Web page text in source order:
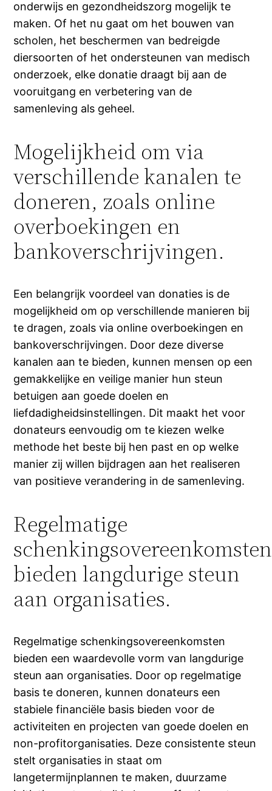
onderwijs en gezondheidszorg mogelijk te
maken. Of het nu gaat om het bouwen van
scholen, het beschermen van bedreigde
diersoorten of het ondersteunen van medisch
onderzoek, elke donatie draagt bij aan de
vooruitgang en verbetering van de
samenleving als geheel.
Mogelijkheid om via
verschillende kanalen te
doneren, zoals online
overboekingen en
bankoverschrijvingen.
Een belangrijk voordeel van donaties is de
mogelijkheid om op verschillende manieren bij
te dragen, zoals via online overboekingen en
bankoverschrijvingen. Door deze diverse
kanalen aan te bieden, kunnen mensen op een
gemakkelijke en veilige manier hun steun
betuigen aan goede doelen en
liefdadigheidsinstellingen. Dit maakt het voor
donateurs eenvoudig om te kiezen welke
methode het beste bij hen past en op welke
manier zij willen bijdragen aan het realiseren
van positieve verandering in de samenleving.
Regelmatige
schenkingsovereenkomsten
bieden langdurige steun
aan organisaties.
Regelmatige schenkingsovereenkomsten
bieden een waardevolle vorm van langdurige
steun aan organisaties. Door op regelmatige
basis te doneren, kunnen donateurs een
stabiele financiële basis bieden voor de
activiteiten en projecten van goede doelen en
non-profitorganisaties. Deze consistente steun
stelt organisaties in staat om
langetermijnplannen te maken, duurzame